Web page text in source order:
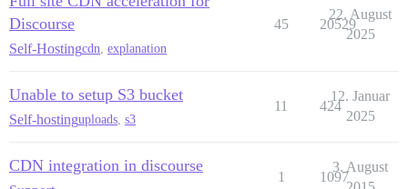
Discourse
Self-Hostingcdn, explanation
45 20529
22. August
2025
Unable to setup S3 bucket
Self-hostinguploads, s3
11 424
12. Januar
2025
CDN integration in discourse
1 1097
3. August